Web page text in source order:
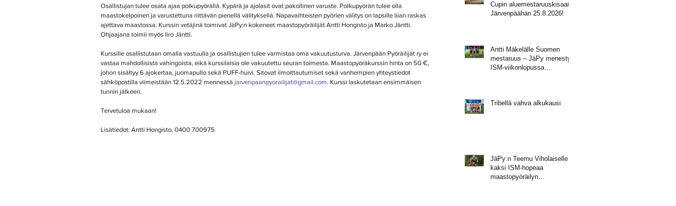
Osallistujan tulee osata ajaa polkupyörällä. Kypärä ja ajolasit ovat pakollinen varuste. Polkupyörän tulee olla
maastokelpoinen ja varustettuna riittävän pienellä välityksellä. Napavaihteisten pyörien välitys on lapsille liian raskas
ajettava maastossa. Kurssin vetäjinä toimivat JäPy:n kokeneet maastopyöräilijät Antti Hongisto ja Marko Jäntti.
Ohjaajana toimii myös Iiro Jäntti.
Kurssille osallistutaan omalla vastuulla ja osallistujien tulee varmistaa oma vakuutusturva. Järvenpään Pyöräilijät ry ei
vastaa mahdollisista vahingoista, eikä kurssilaisia ole vakuutettu seuran toimesta. Maastopyöräkurssin hinta on 50 €,
johon sisältyy 6 ajokertaa, juomapullo sekä PUFF-huivi. Sitovat ilmoittautumiset sekä vanhempien yhteystiedot
sähköpostilla viimeistään 12.5.2022 mennessä jarvenpaanpyorailijat@gmail.com. Kurssi laskutetaan ensimmäisen
tunnin jälkeen.
Tervetuloa mukaan!
Lisätiedot: Antti Hongisto, 0400 700975
Cupin aluemestaruuskisaan
Järvenpäähän 25.8.2026!
Antti Mäkelälle Suomen
mestaruus – JäPy menestyi
ISM-viikonlopussa
Tribellä vahva alkukausi
JäPy:n Teemu Viholaiselle
kaksi ISM-hopeaa
maastopyöräilyn